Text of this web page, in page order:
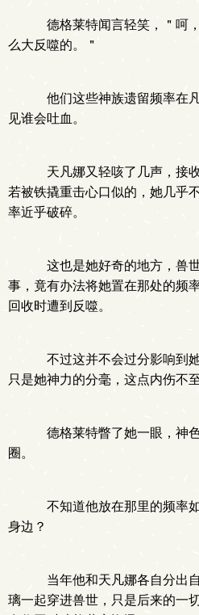
德格莱特闻言轻笑，＂呵
么大反噬的。＂
他们这些神族遗留频率在
见谁会吐血。
天凡娜又轻咳了几声，接
若被铁撬重击心口似的，她几乎
率近乎破碎。
这也是她好奇的地方，兽
事，竟有办法将她置在那处的频
回收时遭到反噬。
不过这并不会过分影响到
只是她神力的分毫，这点内伤不
德格莱特瞥了她一眼，神
圈。
不知道他放在那里的频率
身边？
当年他和天凡娜各自分出
璃一起穿进兽世，只是后来的一